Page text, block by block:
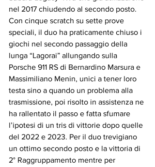
nel 2017 chiudendo al secondo posto.
Con cinque scratch su sette prove
speciali, il duo ha praticamente chiuso i
giochi nel secondo passaggio della
lunga “Lagorai” allungando sulla
Porsche 911 RS di Bernardino Marsura e
Massimiliano Menin, unici a tener loro
testa sino a quando un problema alla
trasmissione, poi risolto in assistenza ne
ha rallentato il passo e fatta sfumare
l’ipotesi di un tris di vittorie dopo quelle
del 2022 e 2023. Per il duo trevigiano
un ottimo secondo posto e la vittoria di
2° Raggruppamento mentre per